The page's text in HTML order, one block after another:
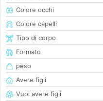
Colore occhi
Colore capelli
Tipo di corpo
Formato
peso
Avere figli
Vuoi avere figli